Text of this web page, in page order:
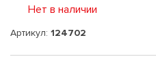
Нет в наличии
Артикул: 124702